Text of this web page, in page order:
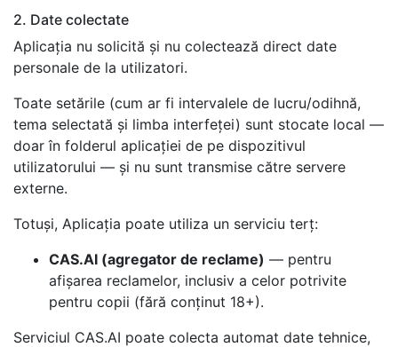
2. Date colectate
Aplicația nu solicită și nu colectează direct date
personale de la utilizatori.
Toate setările (cum ar fi intervalele de lucru/odihnă,
tema selectată și limba interfeței) sunt stocate local —
doar în folderul aplicației de pe dispozitivul
utilizatorului — și nu sunt transmise către servere
externe.
Totuși, Aplicația poate utiliza un serviciu terț:
CAS.AI (agregator de reclame) — pentru
afișarea reclamelor, inclusiv a celor potrivite
pentru copii (fără conținut 18+).
Serviciul CAS.AI poate colecta automat date tehnice,